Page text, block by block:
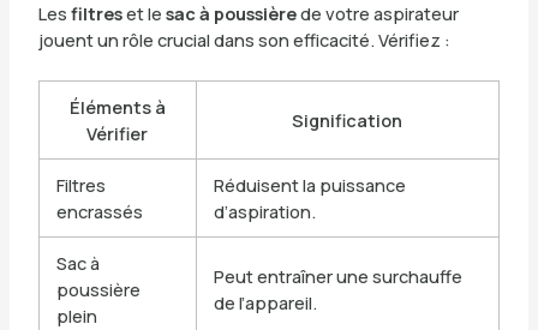
Les filtreset le sac à poussièrede votre aspirateur
jouent un rôle crucial dans son efficacité. Vérifiez :
Éléments à
Vérifier
Signification
Filtres
encrassés
Réduisent la puissance
d’aspiration.
Sac à
poussière
plein
Peut entraîner une surchauffe
de l’appareil.